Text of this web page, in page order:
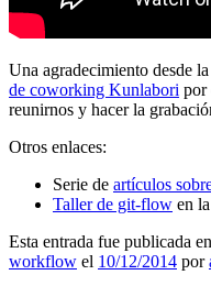
Una agradecimiento desde
de coworking Kunlabori por
reunirnos y hacer la
Otros enlaces:
Serie de artículos
Taller de git-flow en
Esta entrada fue publicada en
workflow el 10/12/2014 por